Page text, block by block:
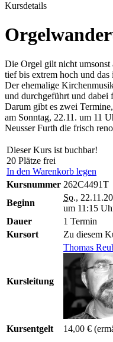
Kursdetails
Die Orgel gilt nicht umsonst
tief bis extrem hoch und
Der ehemalige
und durchgeführt und dabei
Darum gibt es zwei
am Sonntag, 22.11. um 11
Neusser Furth die frisch
Dieser Kurs ist buchbar!
20 Plätze frei
In den Warenkorb legen
Kursnummer 262C4491T
Beginn
So.,
um 11:15
Dauer
1 Termin
Kursort
Zu diesem
Kursleitung
Thomas
Kursentgelt 14,00 €